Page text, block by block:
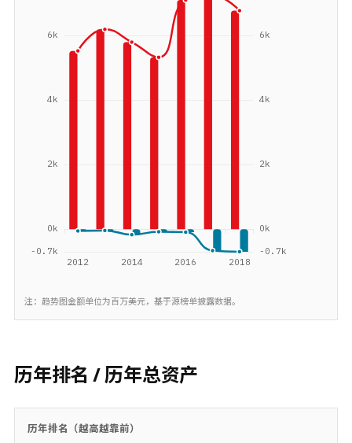
注：趋势图金额单位为百万美元，基于源榜单披露数据。
历年排名 / 历年总资产
历年排名（越高越靠前）